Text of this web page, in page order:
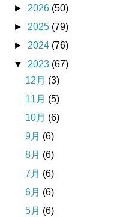
► 2026 (50)
► 2025 (79)
► 2024 (76)
▼ 2023 (67)
12月 (3)
11月 (5)
10月 (6)
9月 (6)
8月 (6)
7月 (6)
6月 (6)
5月 (6)